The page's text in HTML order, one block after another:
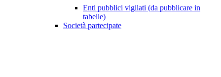
Enti pubblici vigilati (da pubblicare in
tabelle)
Società partecipate